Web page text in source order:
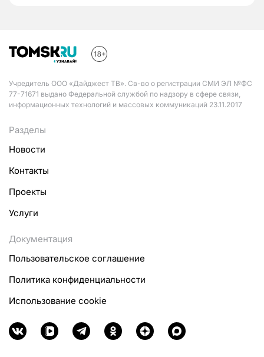
Учредитель ООО «Дайджест ТВ». Св-во о регистрации СМИ ЭЛ №ФС
77-71671 выдано Федеральной службой по надзору в сфере связи,
информационных технологий и массовых коммуникаций 23.11.2017
Разделы
Новости
Контакты
Проекты
Услуги
Документация
Пользовательское соглашение
Политика конфиденциальности
Использование cookie